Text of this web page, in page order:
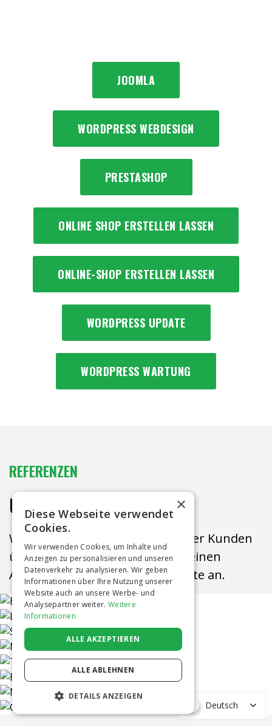
JOOMLA
WORDPRESS WEBDESIGN
PRESTASHOP
ONLINE SHOP ERSTELLEN LASSEN
ONLINE-SHOP ERSTELLEN LASSEN
WORDPRESS UPDATE
WORDPRESS WARTUNG
REFERENZEN
UNSERE KUNDEN
Wir betreuen die meisten unserer Kunden
über viele Jahre. Sehen Sie sich einen
Auszug unserer Referenzprojekte an.
Deutsch
×
Diese Webseite verwendet
Cookies.
Wir verwenden Cookies, um Inhalte und
Anzeigen zu personalisieren und unseren
Datenverkehr zu analysieren. Wir geben
Informationen über Ihre Nutzung unserer
Website auch an unsere Werbe- und
Analysepartner weiter. Weitere
Informationen
ALLE AKZEPTIEREN
ALLE ABLEHNEN
DETAILS ANZEIGEN